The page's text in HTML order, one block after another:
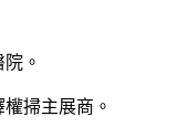
。
掃主展商。